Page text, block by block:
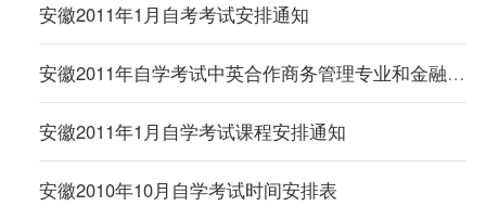
安徽2011年1月自考考试安排通知
安徽2011年自学考试中英合作商务管理专业和金融管理专业考试安排通知
安徽2011年1月自学考试课程安排通知
安徽2010年10月自学考试时间安排表